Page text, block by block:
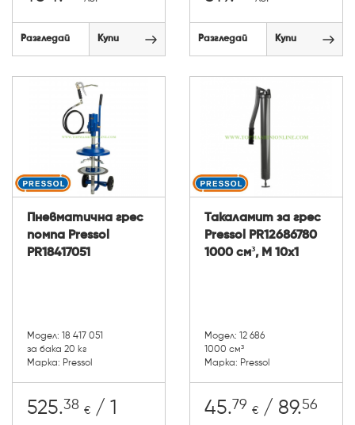
Разгледай Купи Разгледай Купи
Пневматична грес
помпа Pressol
PR18417051
Модел: 18 417 051
за бака 20 кг
Марка: Pressol
525.38 € / 1
Такаламит за грес
Pressol PR12686780
1000 см³, М 10x1
Модел: 12 686
1000 см³
Марка: Pressol
45.79 € / 89.56